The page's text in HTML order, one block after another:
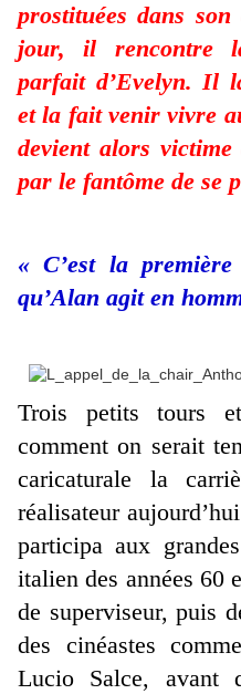
prostituées dans
jour, il rencontre
parfait d’Evelyn. Il
et la fait venir vivre
devient alors victime
par le fantôme de se
« C’est la
qu’Alan agit en
Trois petits tours
comment on serait
caricaturale la
réalisateur
participa aux
italien des années 60
de superviseur, puis
des cinéastes
Lucio Salce, avant